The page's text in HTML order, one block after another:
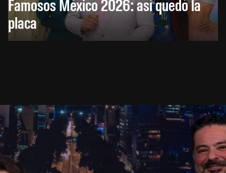
Famosos México 2026: así quedó la
placa